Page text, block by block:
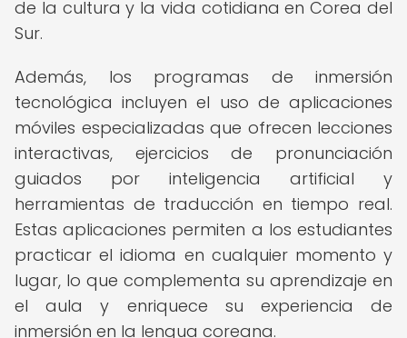
de la cultura y la vida cotidiana en Corea del
Sur.
Además, los programas de inmersión
tecnológica incluyen el uso de aplicaciones
móviles especializadas que ofrecen lecciones
interactivas, ejercicios de pronunciación
guiados por inteligencia artificial y
herramientas de traducción en tiempo real.
Estas aplicaciones permiten a los estudiantes
practicar el idioma en cualquier momento y
lugar, lo que complementa su aprendizaje en
el aula y enriquece su experiencia de
inmersión en la lengua coreana.